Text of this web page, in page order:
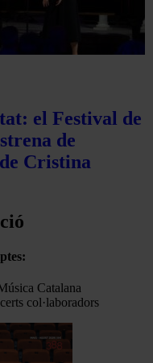
el Festival de
de
Cristina
Catalana
col·laboradors